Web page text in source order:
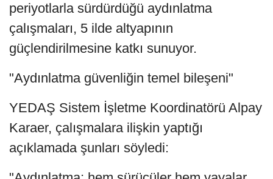
periyotlarla sürdürdüğü aydınlatma
çalışmaları, 5 ilde altyapının
güçlendirilmesine katkı sunuyor.
"Aydınlatma güvenliğin temel bileşeni"
YEDAŞ Sistem İşletme Koordinatörü Alpay
Karaer, çalışmalara ilişkin yaptığı
açıklamada şunları söyledi: